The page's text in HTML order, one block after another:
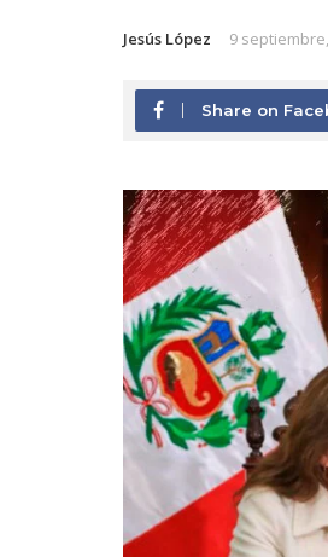
Jesús López 9
Share on